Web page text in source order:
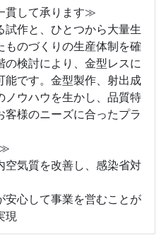
貫して承ります≫
試作と、ひとつから大量生
ものづくりの生産体制を確
の検討により、金型レスに
能です。金型製作、射出成
ノウハウを生かし、品質特
様のニーズに合ったプラ
≫
空気質を改善し、感染省対
安心して事業を営むことが
現